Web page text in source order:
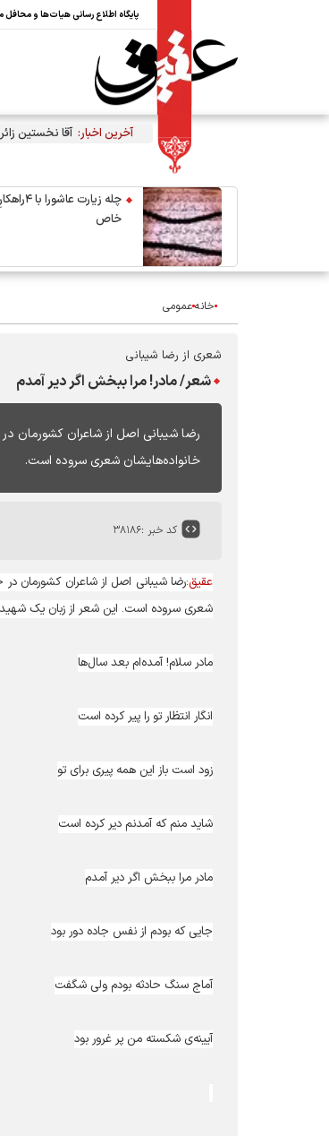
پایگاه اطلاع رسانی هیات‌ها و محافل
آخرین اخبار: آقا نخستین
چله زیارت عاشورا با ۴راهکارِ
خاص
خانهعمومی
شعری از رضا شیبانی
شعر/ مادر! مرا ببخش اگر دیر آمدم
رضا شیبانی اصل از شاعران کشورمان
خانواده‌هایشان شعری سروده است.
کد خبر :۳۸۱۸۶
عقیق:رضا شیبانی اصل از شاعران کشورمان
شعری سروده است. این شعر از زبان یک
مادر سلام! آمده‌ام بعد سال‌ها
انگار انتظار تو را پیر کرده است
زود است باز این همه پیری برای تو
شاید منم که آمدنم دیر کرده است
مادر مرا ببخش اگر دیر آمدم
جایی که بودم از نفس جاده دور بود
آماج سنگ حادثه بودم ولی شگفت
آیینه‌ی شکسته من پر غرور بود